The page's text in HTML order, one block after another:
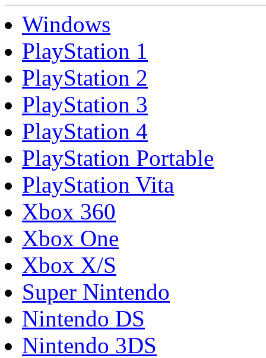
Windows
PlayStation 1
PlayStation 2
PlayStation 3
PlayStation 4
PlayStation Portable
PlayStation Vita
Xbox 360
Xbox One
Xbox X/S
Super Nintendo
Nintendo DS
Nintendo 3DS